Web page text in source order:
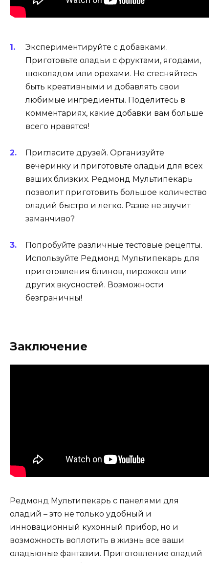
Экспериментируйте с добавками.
Приготовьте оладьи с фруктами, ягодами,
шоколадом или орехами. Не стесняйтесь
быть креативными и добавлять свои
любимые ингредиенты. Поделитесь в
комментариях, какие добавки вам больше
всего нравятся!
Пригласите друзей. Организуйте
вечеринку и приготовьте оладьи для всех
ваших близких. Редмонд Мультипекарь
позволит приготовить большое количество
оладий быстро и легко. Разве не звучит
заманчиво?
Попробуйте различные тестовые рецепты.
Используйте Редмонд Мультипекарь для
приготовления блинов, пирожков или
других вкусностей. Возможности
безграничны!
Заключение
Редмонд Мультипекарь с панелями для
оладий – это не только удобный и
инновационный кухонный прибор, но и
возможность воплотить в жизнь все ваши
оладьюные фантазии. Приготовление оладий